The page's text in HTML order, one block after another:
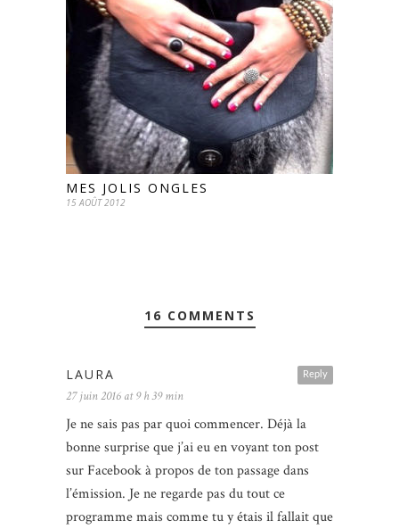
MES JOLIS ONGLES
15 AOÛT 2012
16 COMMENTS
Reply
LAURA
27 juin 2016 at 9 h 39 min
Je ne sais pas par quoi commencer. Déjà la
bonne surprise que j’ai eu en voyant ton post
sur Facebook à propos de ton passage dans
l’émission. Je ne regarde pas du tout ce
programme mais comme tu y étais il fallait que